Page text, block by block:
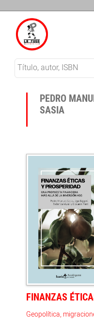
PEDRO
SASIA
FINANZAS
Geopolítica,